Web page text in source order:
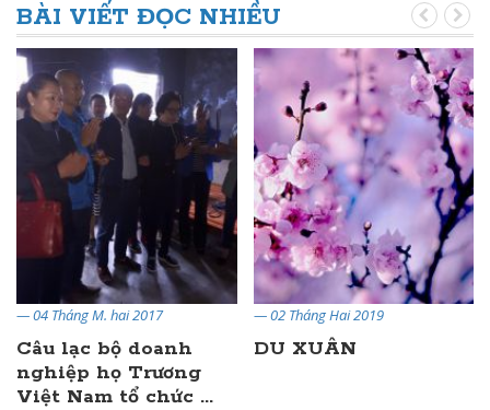
BÀI VIẾT ĐỌC NHIỀU
— 04 Tháng M. hai 2017
Câu lạc bộ doanh
nghiệp họ Trương
Việt Nam tổ chức ...
— 02 Tháng Hai 2019
DU XUÂN